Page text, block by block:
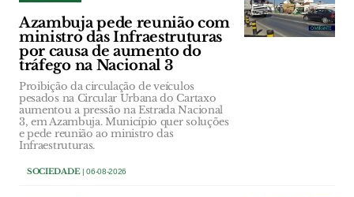
Azambuja pede reunião com
ministro das Infraestruturas
por causa de aumento do
tráfego na Nacional 3
Proibição da circulação de veículos
pesados na Circular Urbana do Cartaxo
aumentou a pressão na Estrada Nacional
3, em Azambuja. Município quer soluções
e pede reunião ao ministro das
Infraestruturas.
SOCIEDADE| 06-08-2026